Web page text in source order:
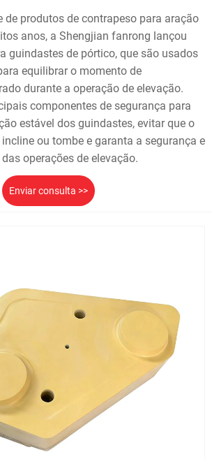
de produtos de contrapeso para aração
anos, a Shengjian fanrong lançou
guindastes de pórtico, que são usados
equilibrar o momento de
durante a operação de elevação.
componentes de segurança para
estável dos guindastes, evitar que o
ou tombe e garanta a segurança e
operações de elevação.
Enviar consulta >>